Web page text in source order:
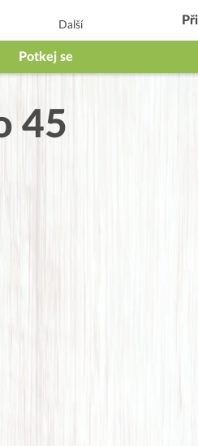
Další
Potkej se
45